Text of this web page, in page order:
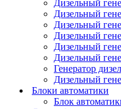
Дизельный
Дизельный
Дизельный
Дизельный
Дизельный
Дизельный
Генератор
Дизельный
Блоки автоматики
Блок